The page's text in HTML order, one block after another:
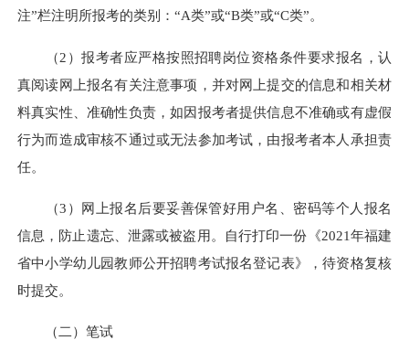
注”栏注明所报考的类别：“A类”或“B类”或“C类”。
（2）报考者应严格按照招聘岗位资格条件要求报名，认
真阅读网上报名有关注意事项，并对网上提交的信息和相关材
料真实性、准确性负责，如因报考者提供信息不准确或有虚假
行为而造成审核不通过或无法参加考试，由报考者本人承担责
任。
（3）网上报名后要妥善保管好用户名、密码等个人报名
信息，防止遗忘、泄露或被盗用。自行打印一份《2021年福建
省中小学幼儿园教师公开招聘考试报名登记表》，待资格复核
时提交。
（二）笔试